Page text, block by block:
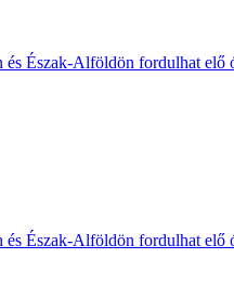
Észak-Alföldön fordulhat
Észak-Alföldön fordulhat